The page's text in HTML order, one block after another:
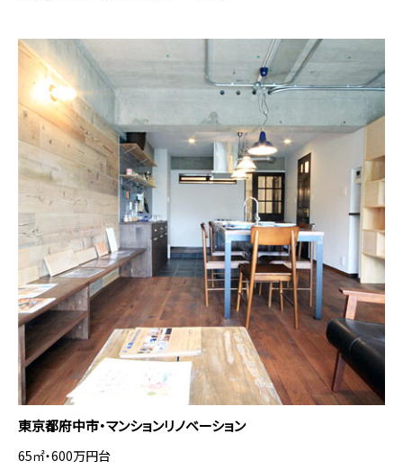
東京都府中市・マンションリノベーション
65㎡・600万円台